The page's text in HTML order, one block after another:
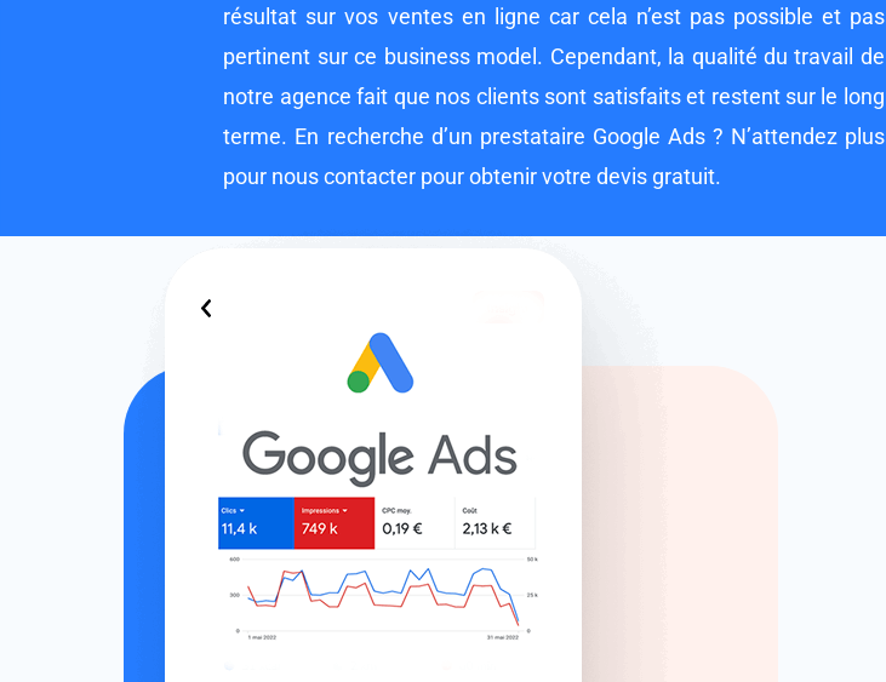
résultat sur vos ventes en ligne car cela n’est pas possible et pas
pertinent sur ce business model. Cependant, la qualité du travail de
notre agence fait que nos clients sont satisfaits et restent sur le long
terme. En recherche d’un prestataire Google Ads ? N’attendez plus
pour nous contacter pour obtenir votre devis gratuit.